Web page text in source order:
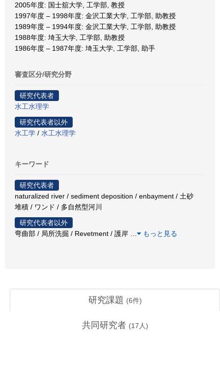
2005年度: 国士舘大学, 工学部, 教授
1997年度 – 1998年度: 金沢工業大学, 工学部, 助教授
1989年度 – 1994年度: 金沢工業大学, 工学部, 助教授
1988年度: 埼玉大学, 工学部, 助教授
1986年度 – 1987年度: 埼玉大学, 工学部, 助手
審査区分/研究分野
研究代表者
水工水理学
研究代表者以外
水工学 / 水工水理学
キーワード
研究代表者
naturalized river / sediment deposition / enbayment / 土砂
堆積 / ワンド / 多自然型河川
研究代表者以外
弯曲部 / 局所洗掘 / Revetment / 護岸
もっと見る
研究課題 (6件)
共同研究者 (17 人)